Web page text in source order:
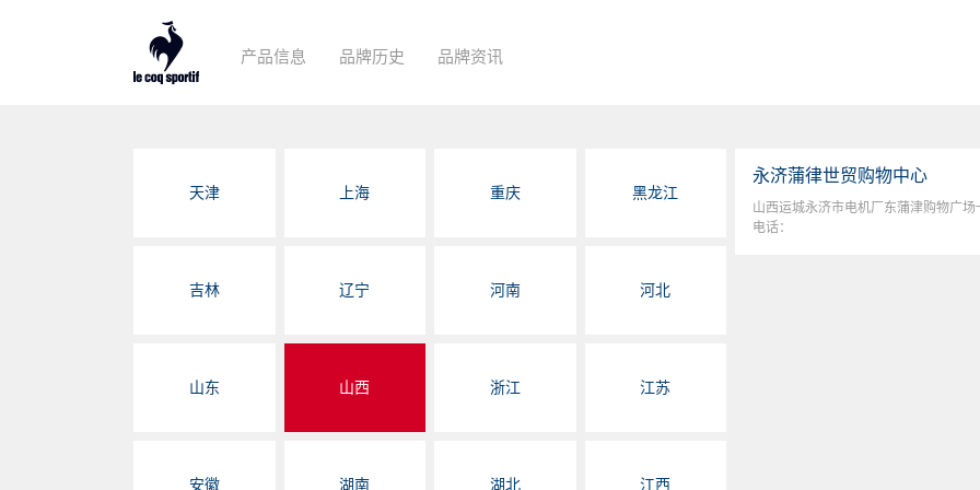
产品信息 品牌历史 品牌资讯
天津 上海 重庆 黑龙江
吉林 辽宁 河南 河北
山东 山西 浙江 江苏
安徽 湖南 湖北 江西
永济蒲律世贸购物中心
山西运城永济市电机厂东蒲津购物广
电话：